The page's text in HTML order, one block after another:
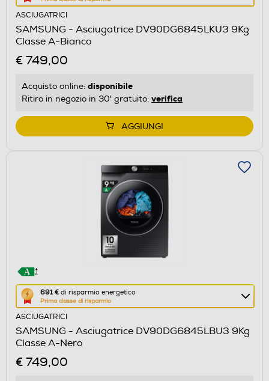
azione
aprirà
il
Calcolatore
di
energetico
di
Youreko.
ASCIUGATRICI
SAMSUNG - Asciugatrice DV90DG6845LKU3 9Kg
Classe A-Bianco
€ 749,00
Acquisto online: disponibile
Ritiro in negozio in 30' gratuito: verifica
AGGIUNGI
691 € di risparmio energetico
Prima classe di risparmio
Questa
azione
aprirà
il
Calcolatore
di
ASCIUGATRICI
SAMSUNG - Asciugatrice DV90DG6845LBU3 9Kg
Classe A-Nero
€ 749,00